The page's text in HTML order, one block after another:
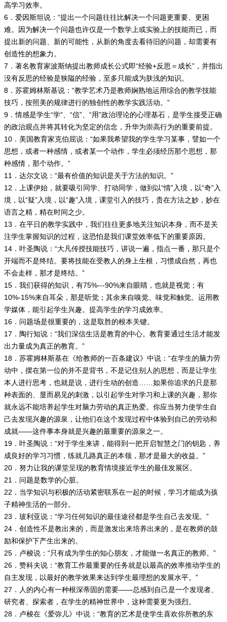
高学习效率。
6．爱因斯坦说：“提出一个问题往往比解决一个问题更重要、更困
难。因为解决一个问题也许仅是一个数学上或实验上的技能而已，而
提出新的问题、新的可能性，从新的角度去看待旧的问题，却需要有
创造性的想象力。
7．著名教育家波斯纳提出教师成长公式即“经验+反思＝成长”，并指出
没有反思的经验是狭隘的经验，至多只能成为肤浅的知识。
8．苏霍姆林斯基说：“教学艺术乃是教师娴熟地运用综合的教学技能
技巧，按照美的规律进行的独创性的教学实践活动。”
9．情感是学生“学”、“信”、“用”政治理论的心理基石，是学生接受正确
的政治观点并将其转化为坚定的信念，升华为崇高行为的重要前提。
10．美国教育家克伯屈说：“如果我希望我的学生学习某事，譬如一个
思想，或者一种感情，或者某一个动作，学生必须经历那个思想，那
种感情，那个动作。”
11．达尔文说：“最有价值的知识是关于方法的知识。”
12．上课伊始，就要吸引同学、打动同学，做到以“情”入境，以“奇”入
境，以“疑”入境，以“趣”入境，课堂引入的技巧，贵在方法之妙，妙在
语言之精，精在时间之少。
13．在平日的教学实践中，我们往往更多地关注知识本身，而不是关
注学生掌握知识的过程，这恐怕是我们课堂效率低下的重要原因。
14．叶圣陶说：“大凡传授技能技巧，讲说一遍，指点一番，那只是个
开端而不是终结。要将技能在受教人的身上生根，习惯成自然，再也
不会走样，那才是终结。”
15．我们获得的知识，有75%---90%来自眼睛，也就是视觉；有
10%-15%来自耳朵，那是听觉；其余来自嗅觉、味觉和触觉。运用教
学媒体，能引起学生兴趣。提高学生的学习成效率。
16．问题场是很重要的，这是取胜的根本关键。
17．陶行知说：“我们深信生活是教育的中心。教育要通过生活才能发
出力量成为真正的教育。”
18．苏霍姆林斯基在《给教师的一百条建议》中说：“在学生的脑力劳
动中，摆在第一位的并不是背书，不是记住别人的思想，而是让学生
本人进行思考，也就是说，进行生动的创造……如果你追求的只是那
种表面的、显而易见的刺激，以引起学生对学习和上课的兴趣，那你
就永远不能培养起学生对脑力劳动的真正热爱。你应当努力使学生自
己去发现兴趣的源泉，让他们在这个发现过程中体验到自己的劳动和
成就——这件事本身就是兴趣的最重要的源泉之一。
19．叶圣陶说：“对于学生来讲，能得到一把开启智慧之门的钥匙，养
成良好的学习习惯，练就几路真正的本领，那才是最大的收益。”
20．努力让我的课堂呈现的教育情境接近学生的最佳发展区。
21．问题是数学的心脏。
22．当学知识与积极的活动紧密联系在一起的时候，学习才能成为孩
子精神生活的一部分。
23．玻利亚说：“学习任何知识的最佳途径都是学生自己去发现。”
24．创造性不是教出来的，而是激发出来培养出来的，是在教师的鼓
励和保护下产生出来的。
25．卢梭说：“只有成为学生的知心朋友，才能做一名真正的教师。”
26．赞科夫说：“教育工作最重要的任务就是以最高的效率推动学生的
自主发现，以最好的教学效果来达到学生最理想的发展水平。”
27．人的内心有一种根深蒂固的需要——总感到自己是一个发现者、
研究者、探索者，在学生的精神世界中，这种需要更为强烈。
28．卢梭在《爱弥儿》中说：“教育的艺术是使学生喜欢你所教的东